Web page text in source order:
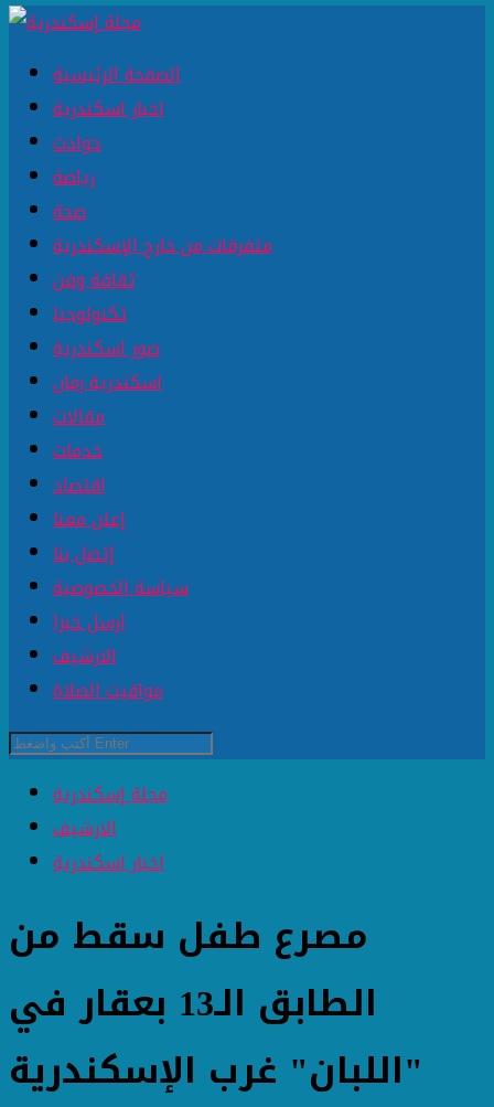
الصفحة الرئيسية
اخبار اسكندرية
حوادث
رياضة
صحة
متفرقات من خارج الإسكندرية
ثقافة وفن
تكنولوجيا
صور اسكندرية
اسكندرية زمان
مقالات
خدمات
اقتصاد
إعلن معنا
إتصل بنا
سياسة الخصوصية
ارسل خبرا
الارشيف
مواقيت الصلاة
مجلة إسكندرية
الارشيف
اخبار اسكندرية
مصرع طفل سقط من
الطابق الـ13 بعقار في
"اللبان" غرب الإسكندرية